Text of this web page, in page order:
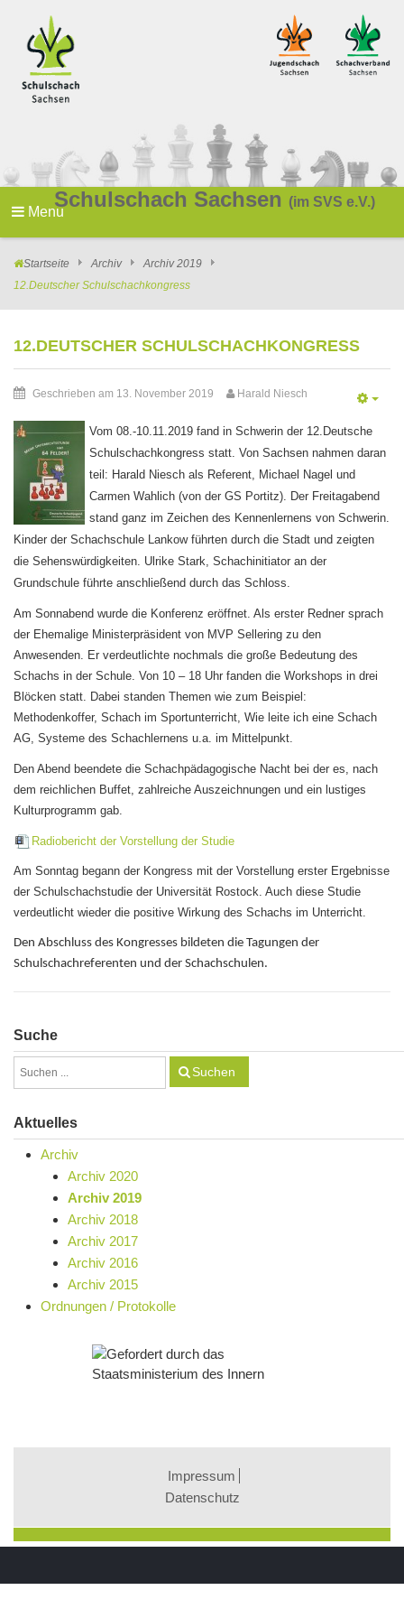
Schulschach Sachsen (im SVS e.V.)
Menu
Startseite Archiv
Archiv 2019
12.Deutscher Schulschachkongress
12.DEUTSCHER SCHULSCHACHKONGRESS
Geschrieben am 13. November 2019 Harald Niesch
Vom 08.-10.11.2019 fand in Schwerin der 12.Deutsche
Schulschachkongress statt. Von Sachsen nahmen daran
teil: Harald Niesch als Referent, Michael Nagel und
Carmen Wahlich (von der GS Portitz). Der Freitagabend
stand ganz im Zeichen des Kennenlernens von Schwerin.
Kinder der Schachschule Lankow führten durch die Stadt und zeigten
die Sehenswürdigkeiten. Ulrike Stark, Schachinitiator an der
Grundschule führte anschließend durch das Schloss.
Am Sonnabend wurde die Konferenz eröffnet. Als erster Redner sprach
der Ehemalige Ministerpräsident von MVP Sellering zu den
Anwesenden. Er verdeutlichte nochmals die große Bedeutung des
Schachs in der Schule. Von 10 – 18 Uhr fanden die Workshops in drei
Blöcken statt. Dabei standen Themen wie zum Beispiel:
Methodenkoffer, Schach im Sportunterricht, Wie leite ich eine Schach
AG, Systeme des Schachlernens u.a. im Mittelpunkt.
Den Abend beendete die Schachpädagogische Nacht bei der es, nach
dem reichlichen Buffet, zahlreiche Auszeichnungen und ein lustiges
Kulturprogramm gab.
Radiobericht der Vorstellung der Studie
Am Sonntag begann der Kongress mit der Vorstellung erster Ergebnisse
der Schulschachstudie der Universität Rostock. Auch diese Studie
verdeutlicht wieder die positive Wirkung des Schachs im Unterricht.
Den Abschluss des Kongresses bildeten die Tagungen der
Schulschachreferenten und der Schachschulen.
Suche
Suchen
Aktuelles
Archiv
Archiv 2020
Archiv 2019
Archiv 2018
Archiv 2017
Archiv 2016
Archiv 2015
Ordnungen / Protokolle
Impressum
Datenschutz